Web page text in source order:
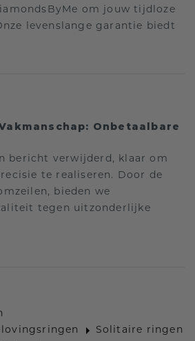
om jouw tijdloze
levenslange garantie biedt
Onbetaalbare
bericht verwijderd, klaar om
te realiseren. Door de
bieden we
tegen uitzonderlijke
Solitaire ringen